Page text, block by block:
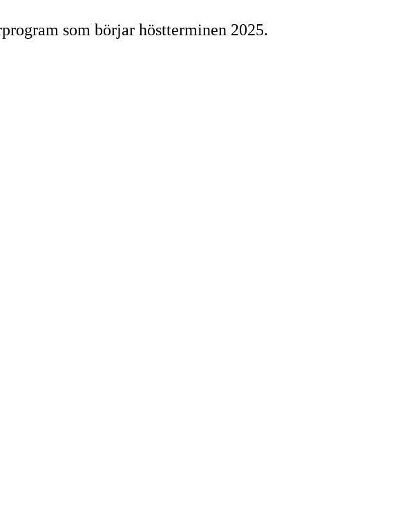
som börjar höstterminen 2025.